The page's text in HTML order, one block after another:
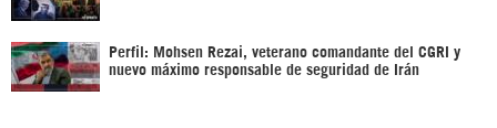
Perfil: Mohsen Rezai, veterano comandante del CGRI y
nuevo máximo responsable de seguridad de Irán